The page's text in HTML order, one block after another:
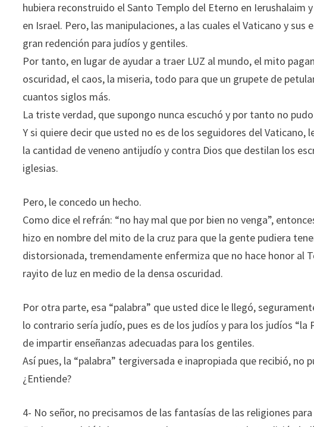
hubiera reconstruido el Santo Templo del Eterno en
en Israel. Pero, las manipulaciones, a las cuales el Vaticano y
gran redención para judíos y gentiles.
Por tanto, en lugar de ayudar a traer LUZ al mundo, el mito
oscuridad, el caos, la miseria, todo para que un grupete de
cuantos siglos más.
La triste verdad, que supongo nunca escuchó y por tanto no
Y si quiere decir que usted no es de los seguidores del
la cantidad de veneno antijudío y contra Dios que destilan los
iglesias.
Pero, le concedo un hecho.
Como dice el refrán: “no hay mal que por bien no venga”,
hizo en nombre del mito de la cruz para que la gente pudiera
distorsionada, tremendamente enfermiza que no hace honor al
rayito de luz en medio de la densa oscuridad.
Por otra parte, esa “palabra” que usted dice le llegó,
lo contrario sería judío, pues es de los judíos y para los judíos
de impartir enseñanzas adecuadas para los gentiles.
Así pues, la “palabra” tergiversada e inapropiada que recibió,
¿Entiende?
4- No señor, no precisamos de las fantasías de las religiones